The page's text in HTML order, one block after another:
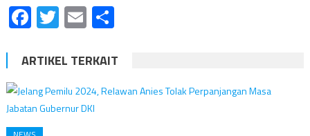
Facebook
Twitter
EmailShare
ARTIKEL TERKAIT